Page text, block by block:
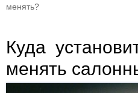
менять?
Куда
менять